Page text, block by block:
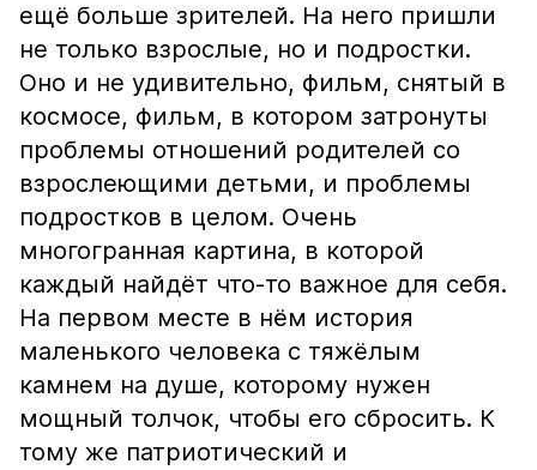
ещё больше зрителей. На него пришли
не только взрослые, но и подростки.
Оно и не удивительно, фильм, снятый в
космосе, фильм, в котором затронуты
проблемы отношений родителей со
взрослеющими детьми, и проблемы
подростков в целом. Очень
многогранная картина, в которой
каждый найдёт что-то важное для себя.
На первом месте в нём история
маленького человека с тяжёлым
камнем на душе, которому нужен
мощный толчок, чтобы его сбросить. К
тому же патриотический и